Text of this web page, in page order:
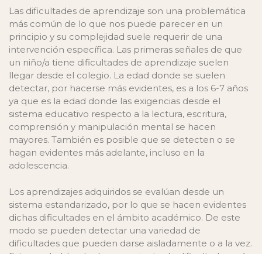
Las dificultades de aprendizaje son una problemática
más común de lo que nos puede parecer en un
principio y su complejidad suele requerir de una
intervención específica. Las primeras señales de que
un niño/a tiene dificultades de aprendizaje suelen
llegar desde el colegio. La edad donde se suelen
detectar, por hacerse más evidentes, es a los 6-7 años
ya que es la edad donde las exigencias desde el
sistema educativo respecto a la lectura, escritura,
comprensión y manipulación mental se hacen
mayores. También es posible que se detecten o se
hagan evidentes más adelante, incluso en la
adolescencia.
Los aprendizajes adquiridos se evalúan desde un
sistema estandarizado, por lo que se hacen evidentes
dichas dificultades en el ámbito académico. De este
modo se pueden detectar una variedad de
dificultades que pueden darse aisladamente o a la vez.